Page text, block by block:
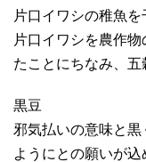
片口イワシの稚魚を
片口イワシを農作
たことにちなみ、五
黒豆
邪気払いの意味と
ようにとの願いが込